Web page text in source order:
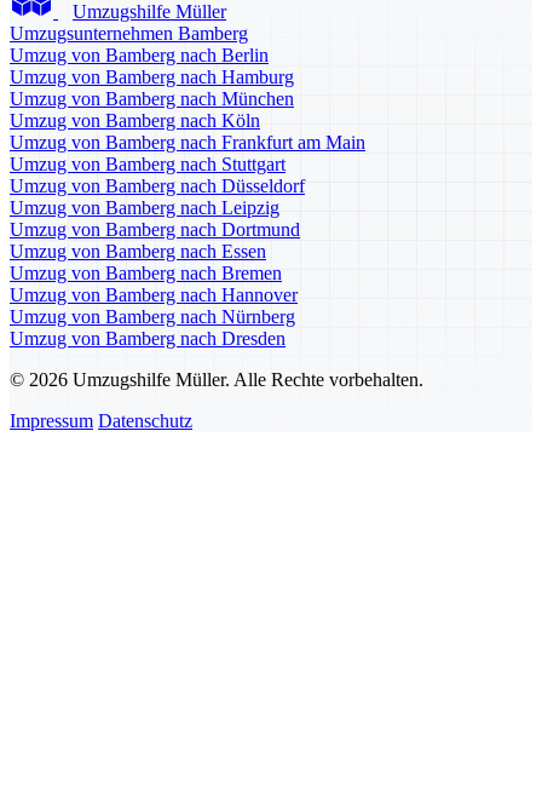
Umzugshilfe Müller
Umzugsunternehmen Bamberg
Umzug von Bamberg nach Berlin
Umzug von Bamberg nach Hamburg
Umzug von Bamberg nach München
Umzug von Bamberg nach Köln
Umzug von Bamberg nach Frankfurt am Main
Umzug von Bamberg nach Stuttgart
Umzug von Bamberg nach Düsseldorf
Umzug von Bamberg nach Leipzig
Umzug von Bamberg nach Dortmund
Umzug von Bamberg nach Essen
Umzug von Bamberg nach Bremen
Umzug von Bamberg nach Hannover
Umzug von Bamberg nach Nürnberg
Umzug von Bamberg nach Dresden
© 2026 Umzugshilfe Müller. Alle Rechte vorbehalten.
Impressum Datenschutz